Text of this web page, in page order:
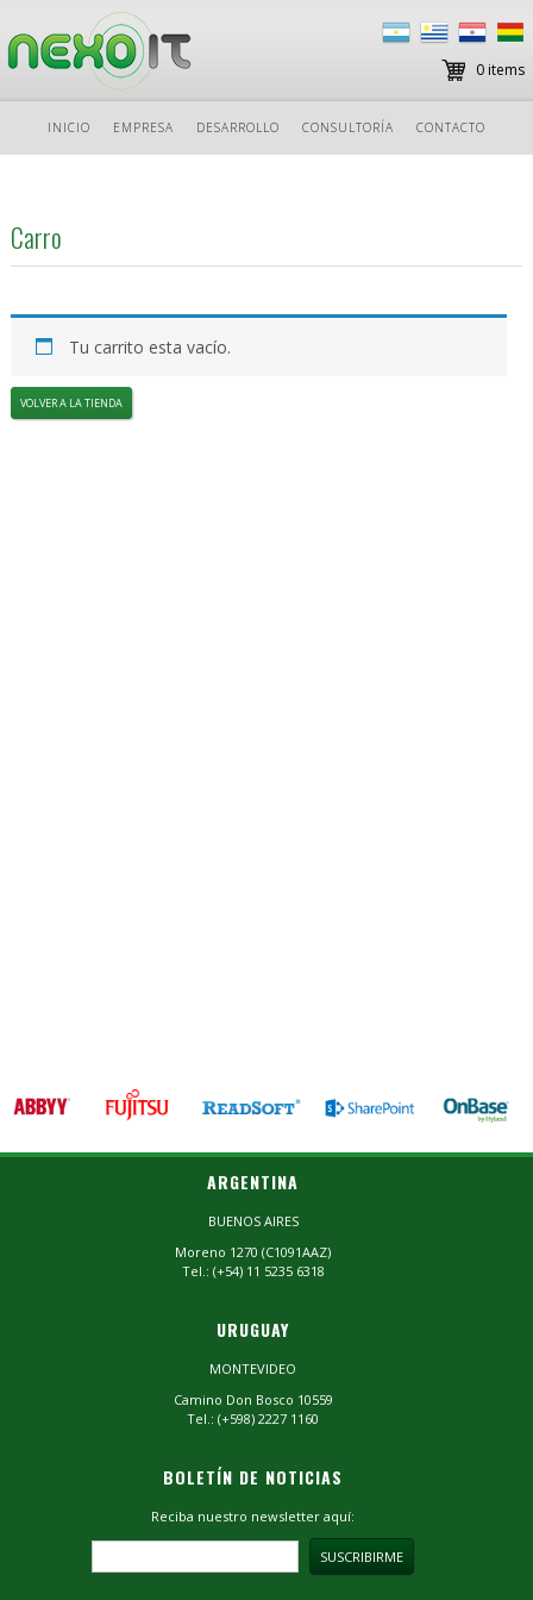
al
contenido
INICIO EMPRESA DESARROLLO CONSULTORÍA CONTACTO
0 items
Carro
Tu carrito esta vacío.
VOLVER A LA TIENDA
ARGENTINA
BUENOS AIRES
Moreno 1270 (C1091AAZ)
Tel.: (+54) 11 5235 6318
URUGUAY
MONTEVIDEO
Camino Don Bosco 10559
Tel.: (+598) 2227 1160
BOLETÍN DE NOTICIAS
Reciba nuestro newsletter aquí: